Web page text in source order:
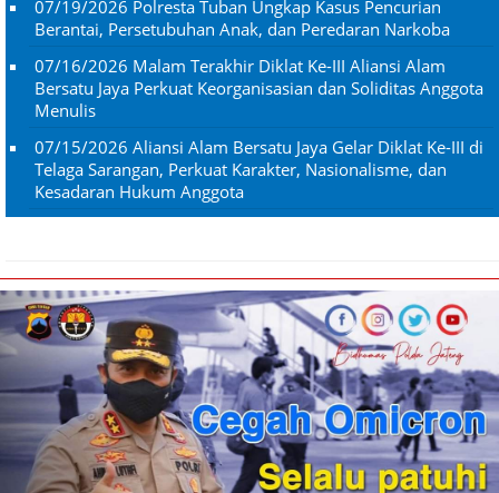
07/19/2026 Polresta Tuban Ungkap Kasus Pencurian
Berantai, Persetubuhan Anak, dan Peredaran Narkoba
07/16/2026 Malam Terakhir Diklat Ke-III Aliansi Alam
Bersatu Jaya Perkuat Keorganisasian dan Soliditas Anggota
Menulis
07/15/2026 Aliansi Alam Bersatu Jaya Gelar Diklat Ke-III di
Telaga Sarangan, Perkuat Karakter, Nasionalisme, dan
Kesadaran Hukum Anggota